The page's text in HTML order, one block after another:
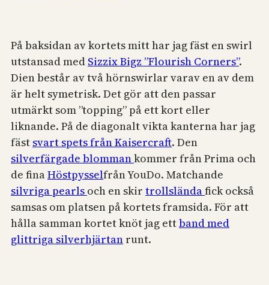
På baksidan av kortets mitt har jag fäst en swirl
utstansad med Sizzix Bigz ”Flourish Corners”.
Dien består av två hörnswirlar varav en av dem
är helt symetrisk. Det gör att den passar
utmärkt som ”topping” på ett kort eller
liknande. På de diagonalt vikta kanterna har jag
fäst svart spets från Kaisercraft. Den
silverfärgade blommankommer från Prima och
de finaHöstpysselfrån YouDo. Matchande
silvriga pearls och en skir trollsländafick också
samsas om platsen på kortets framsida. För att
hålla samman kortet knöt jag ettband med
glittriga silverhjärtan runt.